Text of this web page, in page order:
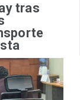
tras